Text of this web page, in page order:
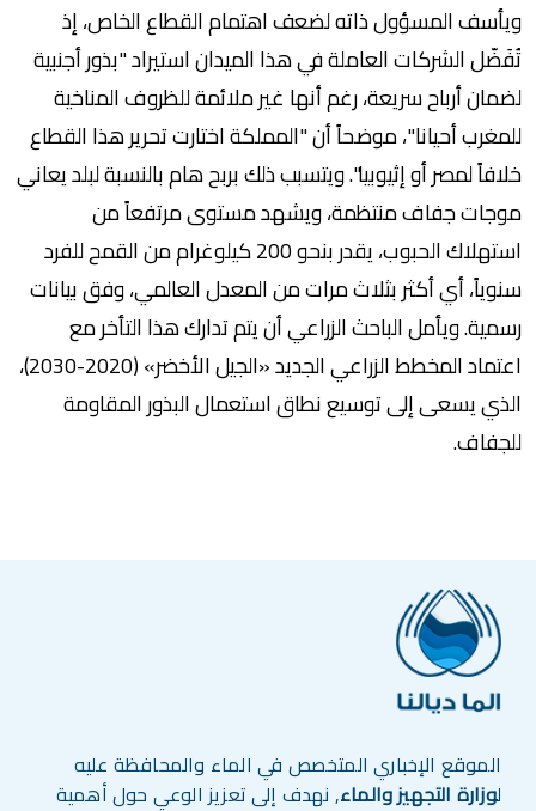
ويأسف المسؤول ذاته لضعف اهتمام القطاع الخاص، إذ
تُفَضّل الشركات العاملة في هذا الميدان استيراد "بذور أجنبية
لضمان أرباح سريعة، رغم أنها غير ملائمة للظروف المناخية
للمغرب أحيانا"، موضحاً أن "المملكة اختارت تحرير هذا القطاع
خلافاً لمصر أو إثيوبيا". ويتسبب ذلك بربح هام بالنسبة لبلد يعاني
موجات جفاف منتظمة، ويشهد مستوى مرتفعاً من
استهلاك الحبوب، يقدر بنحو 200 كيلوغرام من القمح للفرد
سنوياً، أي أكثر بثلاث مرات من المعدل العالمي، وفق بيانات
رسمية. ويأمل الباحث الزراعي أن يتم تدارك هذا التأخر مع
اعتماد المخطط الزراعي الجديد «الجيل الأخضر» (2020-2030)،
الذي يسعى إلى توسيع نطاق استعمال البذور المقاومة
للجفاف.
الموقع الإخباري المتخصص في الماء والمحافظة عليه
لوزارة التجهيز والماء, نهدف إلى تعزيز الوعي حول أهمية